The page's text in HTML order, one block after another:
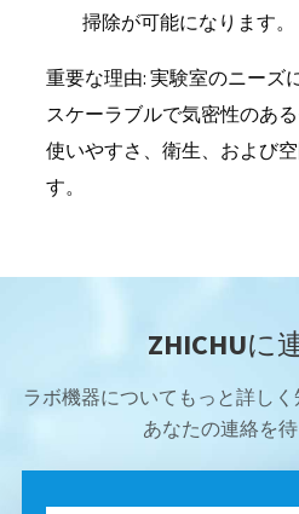
掃除が可能になります。
重要な理由: 実験室のニーズ
スケーラブルで気密性のあ
使いやすさ、衛生、および
す。
ZHICHUに
ラボ機器についてもっと詳し
あなたの連絡を